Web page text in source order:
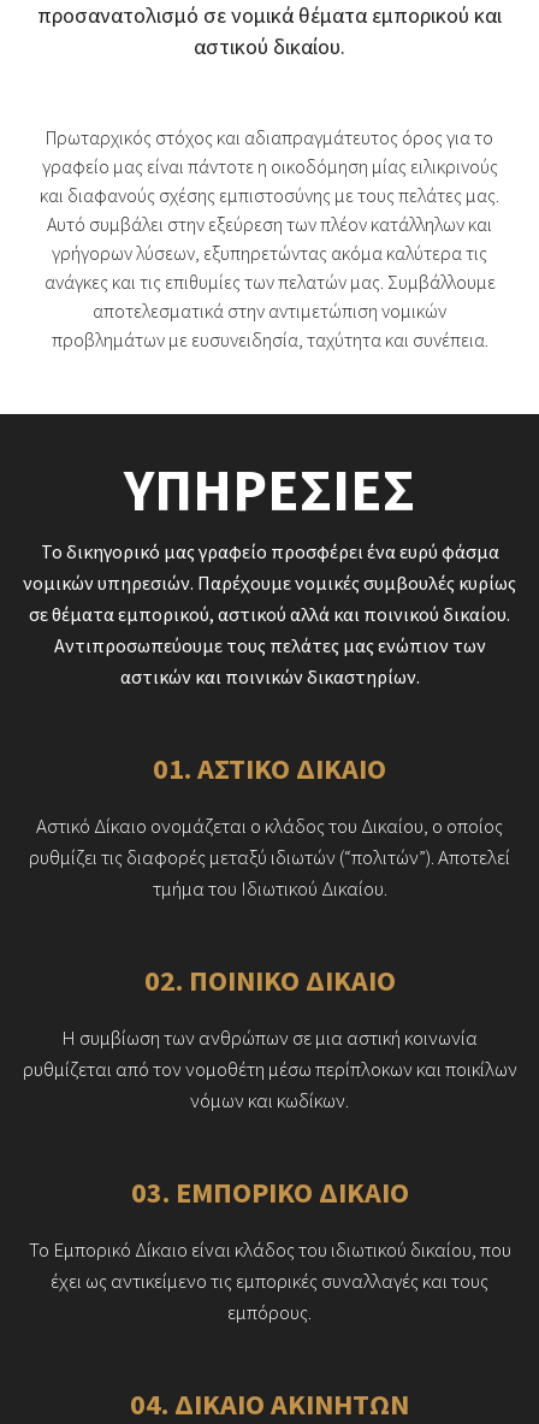
προσανατολισμό σε νομικά θέματα εμπορικού και
αστικού δικαίου.
Πρωταρχικός στόχος και αδιαπραγμάτευτος όρος για το
γραφείο μας είναι πάντοτε η οικοδόμηση μίας ειλικρινούς
και διαφανούς σχέσης εμπιστοσύνης με τους πελάτες μας.
Αυτό συμβάλει στην εξεύρεση των πλέον κατάλληλων και
γρήγορων λύσεων, εξυπηρετώντας ακόμα καλύτερα τις
ανάγκες και τις επιθυμίες των πελατών μας. Συμβάλλουμε
αποτελεσματικά στην αντιμετώπιση νομικών
προβλημάτων με ευσυνειδησία, ταχύτητα και συνέπεια.
ΥΠΗΡΕΣΙΕΣ
Το δικηγορικό μας γραφείο προσφέρει ένα ευρύ φάσμα
νομικών υπηρεσιών. Παρέχουμε νομικές συμβουλές κυρίως
σε θέματα εμπορικού, αστικού αλλά και ποινικού δικαίου.
Αντιπροσωπεύουμε τους πελάτες μας ενώπιον των
αστικών και ποινικών δικαστηρίων.
01. ΑΣΤΙΚΟ ΔΙΚΑΙΟ
Αστικό Δίκαιο ονομάζεται ο κλάδος του Δικαίου, ο οποίος
ρυθμίζει τις διαφορές μεταξύ ιδιωτών (“πολιτών”). Αποτελεί
τμήμα του Ιδιωτικού Δικαίου.
02. ΠΟΙΝΙΚΟ ΔΙΚΑΙΟ
Η συμβίωση των ανθρώπων σε μια αστική κοινωνία
ρυθμίζεται από τον νομοθέτη μέσω περίπλοκων και ποικίλων
νόμων και κωδίκων.
03. ΕΜΠΟΡΙΚΟ ΔΙΚΑΙΟ
Το Εμπορικό Δίκαιο είναι κλάδος του ιδιωτικού δικαίου, που
έχει ως αντικείμενο τις εμπορικές συναλλαγές και τους
εμπόρους.
04. ΔΙΚΑΙΟ ΑΚΙΝΗΤΩΝ